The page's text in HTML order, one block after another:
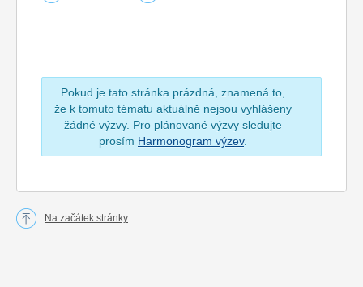
Pokud je tato stránka prázdná, znamená to,
že k tomuto tématu aktuálně nejsou vyhlášeny
žádné výzvy. Pro plánované výzvy sledujte
prosím Harmonogram výzev.
Na začátek stránky